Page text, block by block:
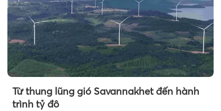
Từ thung lũng gió Savannakhet đến hành
trình tỷ đô